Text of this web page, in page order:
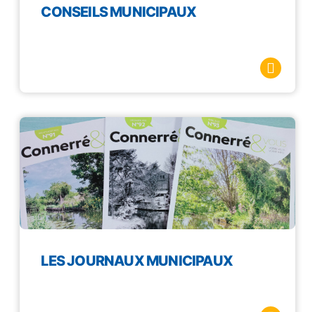
CONSEILS MUNICIPAUX
LES JOURNAUX MUNICIPAUX